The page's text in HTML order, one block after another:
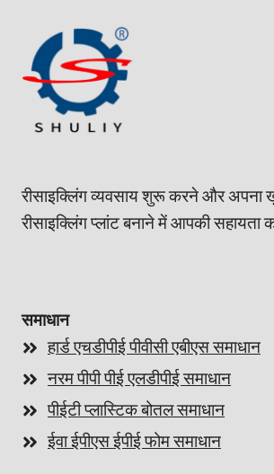
रीसाइक्लिंग व्यवसाय शुरू करने और अपना
रीसाइक्लिंग प्लांट बनाने में आपकी सहायता
समाधान
हार्ड एचडीपीई पीवीसी एबीएस समाधान
नरम पीपी पीई एलडीपीई समाधान
पीईटी प्लास्टिक बोतल समाधान
ईवा ईपीएस ईपीई फोम समाधान